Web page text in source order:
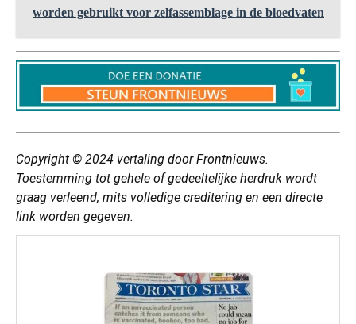
worden gebruikt voor zelfassemblage in de bloedvaten
Copyright © 2024 vertaling door Frontnieuws.
Toestemming tot gehele of gedeeltelijke herdruk wordt
graag verleend, mits volledige creditering en een directe
link worden gegeven.